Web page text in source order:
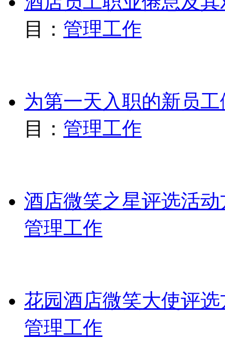
目： 管理工作
为第一天入职的新员
目： 管理工作
酒店微笑之星评选活动
管理工作
花园酒店微笑大使评选
管理工作